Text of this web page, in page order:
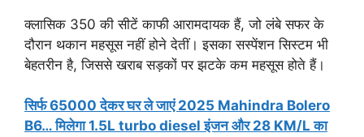
क्लासिक 350 की सीटें काफी आरामदायक हैं, जो लंबे सफर के
दौरान थकान महसूस नहीं होने देतीं। इसका सस्पेंशन सिस्टम भी
बेहतरीन है, जिससे खराब सड़कों पर झटके कम महसूस होते हैं।
सिर्फ 65000 देकर घर ले जाएं 2025 Mahindra Bolero
B6… मिलेगा 1.5L turbo diesel इंजन और 28 KM/L का